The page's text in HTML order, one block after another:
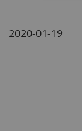
2020-01-19